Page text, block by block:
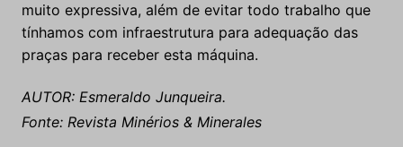
muito expressiva, além de evitar todo trabalho que
tínhamos com infraestrutura para adequação das
praças para receber esta máquina.
AUTOR: Esmeraldo Junqueira.
Fonte: Revista Minérios & Minerales